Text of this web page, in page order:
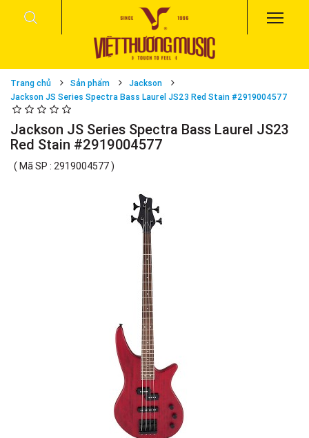
Trang chủ Sản phẩm
Jackson
Jackson JS Series Spectra Bass Laurel JS23 Red Stain #2919004577
Jackson JS Series Spectra Bass Laurel JS23
Red Stain #2919004577
( Mã SP : 2919004577 )